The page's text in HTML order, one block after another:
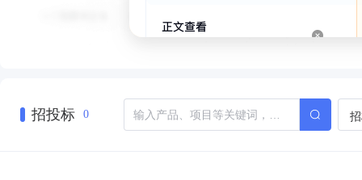
招投标 0